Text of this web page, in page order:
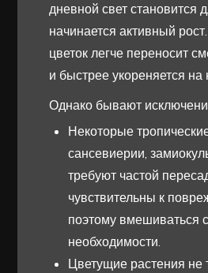
дневной свет становится
начинается активный
цветок легче переносит
и быстрее укореняется
Однако бывают
Некоторые
сансевиерии,
требуют частой
чувствительны к
поэтому вмешиваться
необходимости.
Цветущие растения не